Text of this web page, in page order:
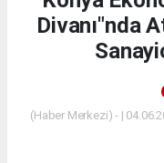
Divanı"nda
(Haber Merkezi) - |